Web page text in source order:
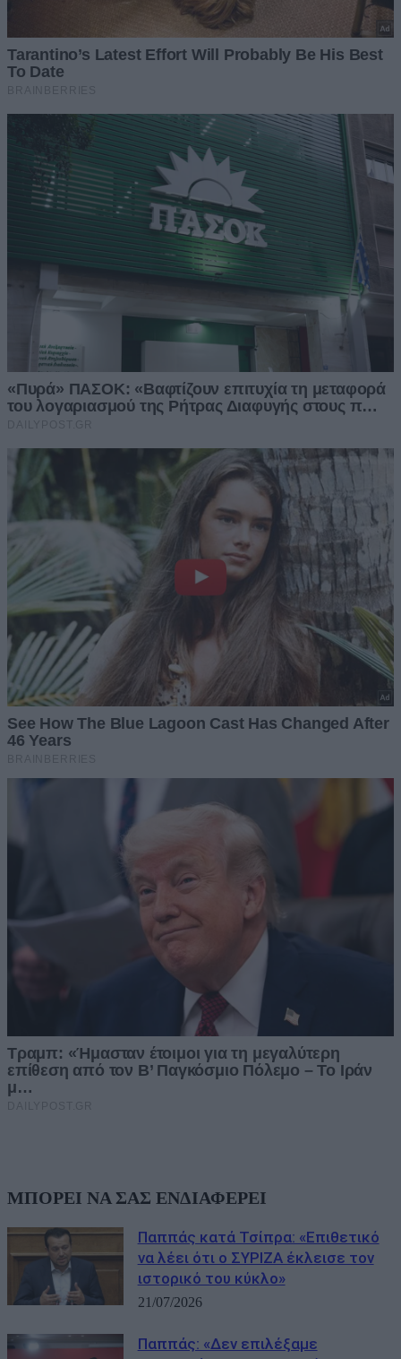
ΜΠΟΡΕΙ ΝΑ ΣΑΣ ΕΝΔΙΑΦΕΡΕΙ
Παππάς κατά Τσίπρα: «Επιθετικό
να λέει ότι ο ΣΥΡΙΖΑ έκλεισε τον
ιστορικό του κύκλο»
21/07/2026
Παππάς: «Δεν επιλέξαμε